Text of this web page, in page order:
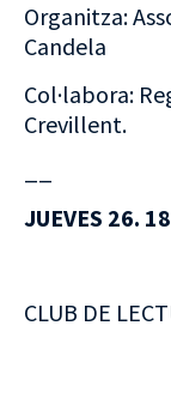
Organitza:
Candela
Col·labora:
Crevillent.
JUEVES 26.
CLUB DE